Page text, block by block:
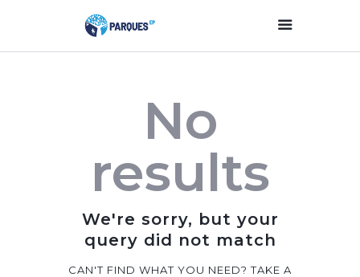
Parques Y Plazas
Participación
Ciudadana
Planificación
Transparencia
Contacto
No
results
We're sorry, but your
query did not match
CAN'T FIND WHAT YOU NEED? TAKE A